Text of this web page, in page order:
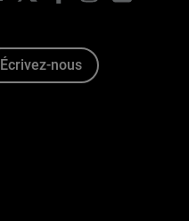
Écrivez-nous